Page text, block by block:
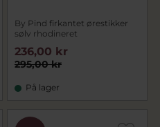
By Pind firkantet ørestikker
sølv rhodineret
295,00 kr
236,00 kr
På lager